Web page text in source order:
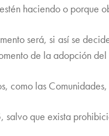
haciendo o porque
será, si así se
de la adopción
como las
, salvo que exista